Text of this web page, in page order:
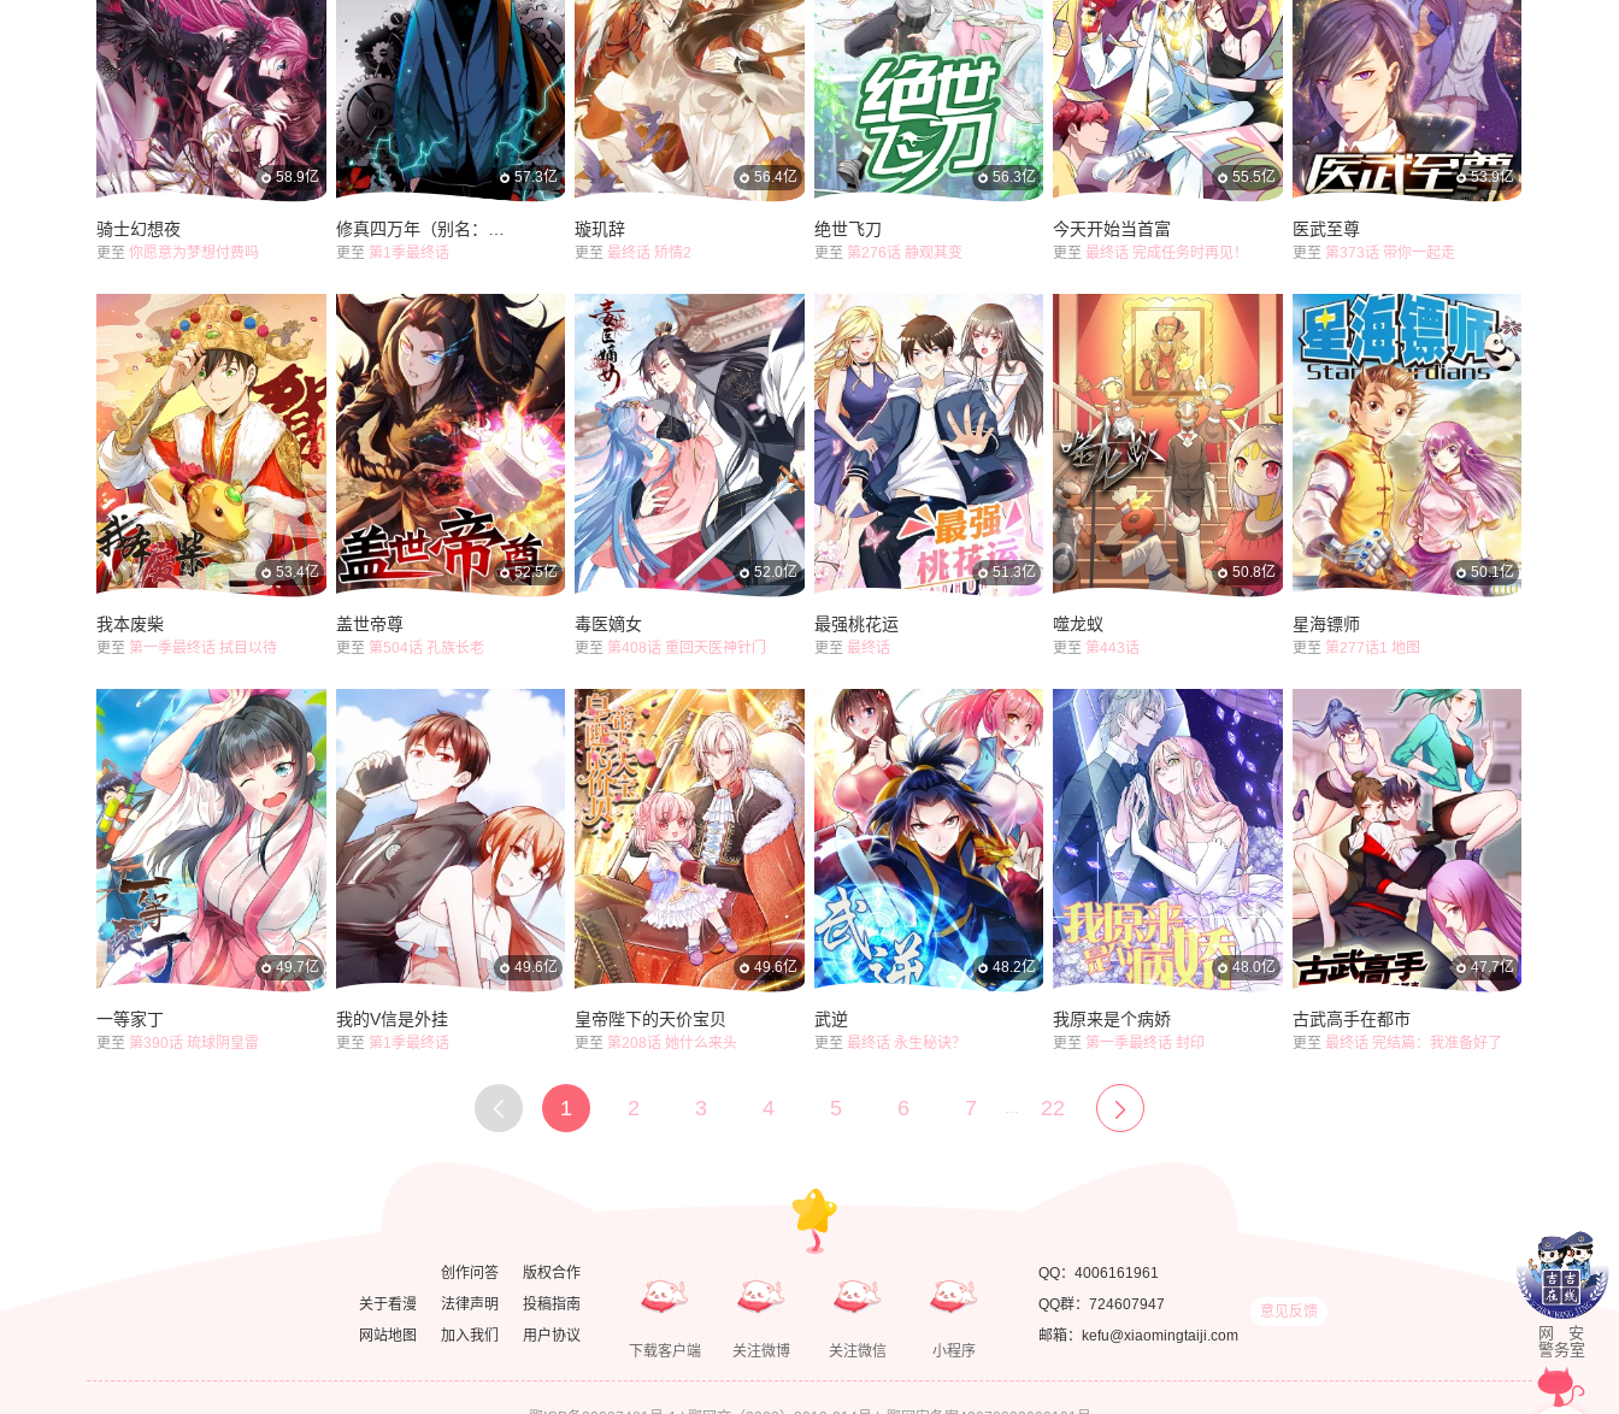
58.9亿
骑士幻想夜
更至 你愿意为梦想付费吗
57.3亿
更至 第1季最终话
56.4亿
璇玑辞
更至 最终话 矫情2
56.3亿
绝世飞刀
更至 第276话 静观其变
55.5亿
今天开始当首富
更至 最终话 完成任务时再见！
53.9亿
医武至尊
更至 第373话 带你一起走
53.4亿
我本废柴
更至 第一季最终话 拭目以待
52.5亿
盖世帝尊
更至 第504话 孔族长老
52.0亿
毒医嫡女
更至 第408话 重回天医神针门
51.3亿
最强桃花运
更至 最终话
50.8亿
噬龙蚁
更至 第443话
50.1亿
星海镖师
更至 第277话1 地图
49.7亿
一等家丁
更至 第390话 琉球阴皇雷
49.6亿
我的V信是外挂
更至 第1季最终话
49.6亿
皇帝陛下的天价宝贝
更至 第208话 她什么来头
48.2亿
武逆
更至 最终话 永生秘诀？
48.0亿
我原来是个病娇
更至 第一季最终话 封印
47.7亿
古武高手在都市
更至 最终话 完结篇：我准备好了
1 2 3 4 5 6 7 … 22
关于看漫
网站地图
创作问答
法律声明
加入我们
版权合作
投稿指南
用户协议
下载客户端
关注微博 关注微信 小程序
QQ： 4006161961
QQ群： 724607947
邮箱：kefu@xiaomingtaiji.com
意见反馈
网 安
警务室